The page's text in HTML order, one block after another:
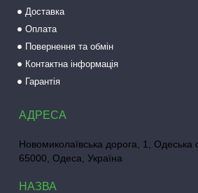
Доставка
Оплата
Повернення та обмін
Контактна інформація
Гарантія
Новомиколаївська дорога, 1, Одеська
65000, Одеса, Україна